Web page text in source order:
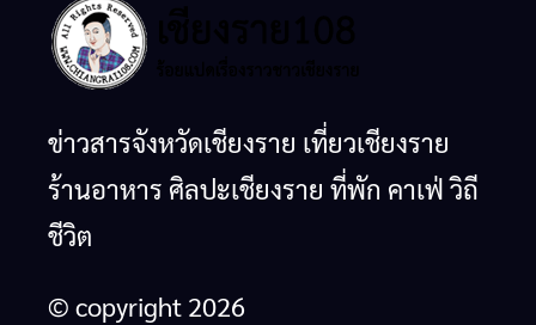
ข่าวสารจังหวัดเชียงราย เที่ยวเชียงราย
ร้านอาหาร ศิลปะเชียงราย ที่พัก คาเฟ่ วิถี
ชีวิต
© copyright 2026